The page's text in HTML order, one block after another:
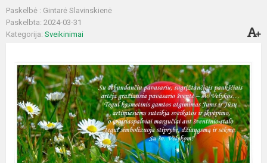
Paskelbė : Gintarė Slavinskienė
Paskelbta: 2024-03-31
Kategorija: Sveikinimai